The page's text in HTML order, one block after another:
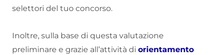
selettori del tuo concorso.
Inoltre, sulla base di questa valutazione
preliminare e grazie all’attività di orientamento